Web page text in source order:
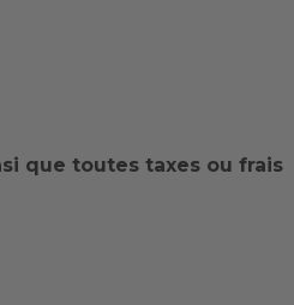
que toutes taxes ou frais